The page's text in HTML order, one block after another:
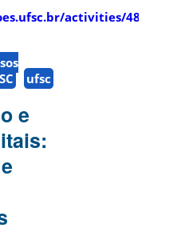
activities/4866
ufsc
e